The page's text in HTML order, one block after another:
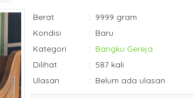
Berat : 9999 gram
Kondisi
: Baru
Kategori
: Bangku Gereja
Dilihat
: 587 kali
Ulasan
: Belum ada ulasan